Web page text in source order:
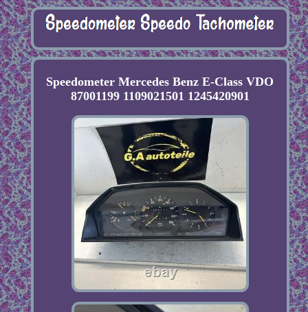
Speedometer Mercedes Benz E-Class VDO
87001199 1109021501 1245420901